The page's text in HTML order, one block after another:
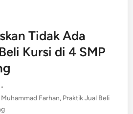
Tidak Ada
Kursi di 4 SMP
•
Muhammad Farhan, Praktik Jual Beli